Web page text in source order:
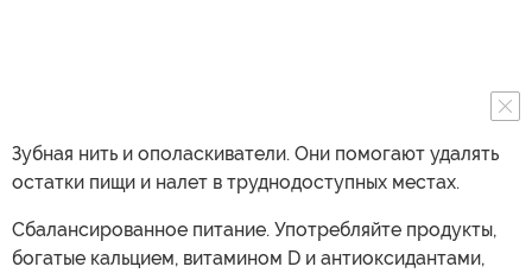
Зубная нить и ополаскиватели. Они помогают удалять
остатки пищи и налет в труднодоступных местах.
Сбалансированное питание. Употребляйте продукты,
богатые кальцием, витамином D и антиоксидантами,